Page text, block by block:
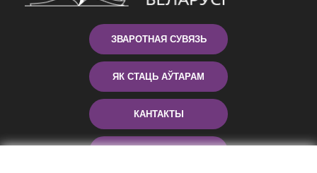
ЗВАРОТНАЯ СУВЯЗЬ
ЯК СТАЦЬ АЎТАРАМ
КАНТАКТЫ